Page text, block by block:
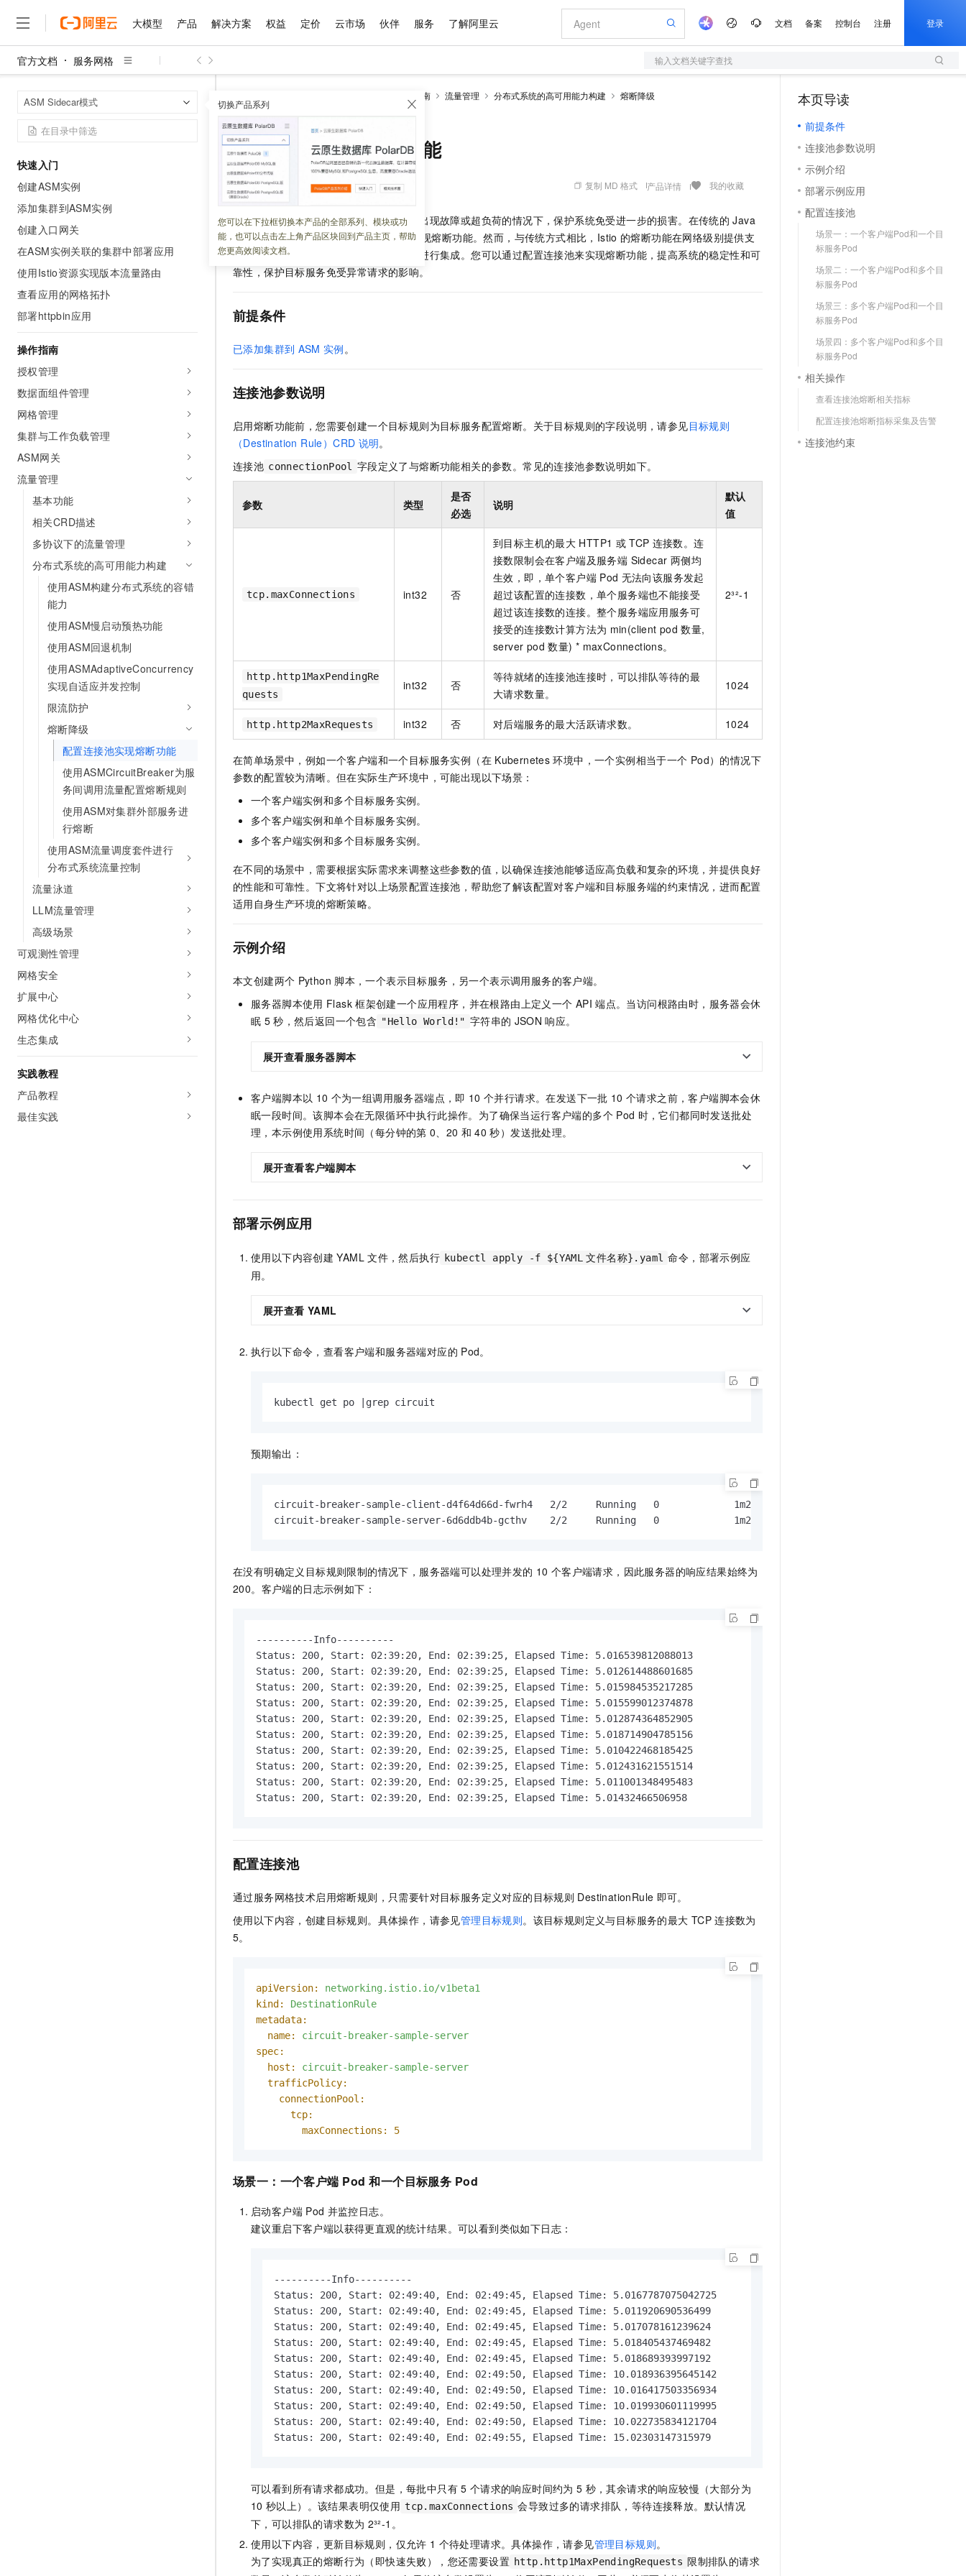
大模型 产品 解决方案 权益 定价 云市场 伙伴 服务 了解阿里云 文档 备案 控制台 注册 登录
官方文档 服务网格 输入文档关键字查找
ASM Sidecar模式 切换产品系列
您可以在下拉框切换本产品的全部系列、模块或功
能，也可以点击左上角产品区块回到产品主页，帮助
您更高效阅读文档。
快速入门
创建ASM实例
添加集群到ASM实例
创建入口网关
在ASM实例关联的集群中部署应用
使用Istio资源实现版本流量路由
查看应用的网格拓扑
部署httpbin应用
操作指南
授权管理
数据面组件管理
网格管理
集群与工作负载管理
ASM网关
流量管理
基本功能
相关CRD描述
多协议下的流量管理
分布式系统的高可用能力构建
使用ASM构建分布式系统的容错
能力
使用ASM慢启动预热功能
使用ASM回退机制
使用ASMAdaptiveConcurrency
实现自适应并发控制
限流防护
熔断降级
配置连接池实现熔断功能
使用ASMCircuitBreaker为服
务间调用流量配置熔断规则
使用ASM对集群外部服务进
行熔断
使用ASM流量调度套件进行
分布式系统流量控制
流量泳道
LLM流量管理
高级场景
可观测性管理
网格安全
扩展中心
网格优化中心
生态集成
实践教程
产品教程
最佳实践
操作指南 流量管理 分布式系统的高可用能力构建
熔断降级
配置连接池实现熔断功能
配置连接池实现熔断功能
更新时间：2026-04-13 14:44:36 复制 MD 格式 产品详情 我的收藏
熔断是一种流量管理的策略，用于在系统出现故障或超负荷的情况下，保护系统免受进一步的损害。在传统的 Java
服务中，使用 Resilience4j 等框架可以实现熔断功能。然而，与传统方式相比，Istio 的熔断功能在网络级别提供支
持，不需要在每个服务的应用程序代码中进行集成。您可以通过配置连接池来实现熔断功能，提高系统的稳定性和可
靠性，保护目标服务免受异常请求的影响。
前提条件
已添加集群到 ASM 实例。
连接池参数说明
启用熔断功能前，您需要创建一个目标规则为目标服务配置熔断。关于目标规则的字段说明，请参见目标规则
（Destination Rule）CRD 说明。
连接池 connectionPool 字段定义了与熔断功能相关的参数。常见的连接池参数说明如下。
参数 类型
是否
必选
说明
默认
值
tcp.maxConnections int32 否
到目标主机的最大 HTTP1 或 TCP 连接数。连
接数限制会在客户端及服务端 Sidecar 两侧均
生效，即，单个客户端 Pod 无法向该服务发起
超过该配置的连接数，单个服务端也不能接受
超过该连接数的连接。整个服务端应用服务可
接受的连接数计算方法为 min(client pod 数量,
server pod 数量) * maxConnections。
2³²-1
http.http1MaxPendingRe
quests
int32 否
等待就绪的连接池连接时，可以排队等待的最
大请求数量。
1024
http.http2MaxRequests int32 否 对后端服务的最大活跃请求数。 1024
在简单场景中，例如一个客户端和一个目标服务实例（在 Kubernetes 环境中，一个实例相当于一个 Pod）的情况下
参数的配置较为清晰。但在实际生产环境中，可能出现以下场景：
一个客户端实例和多个目标服务实例。
多个客户端实例和单个目标服务实例。
多个客户端实例和多个目标服务实例。
在不同的场景中，需要根据实际需求来调整这些参数的值，以确保连接池能够适应高负载和复杂的环境，并提供良好
的性能和可靠性。下文将针对以上场景配置连接池，帮助您了解该配置对客户端和目标服务端的约束情况，进而配置
适用自身生产环境的熔断策略。
示例介绍
本文创建两个 Python 脚本，一个表示目标服务，另一个表示调用服务的客户端。
服务器脚本使用 Flask 框架创建一个应用程序，并在根路由上定义一个 API 端点。当访问根路由时，服务器会休
眠 5 秒，然后返回一个包含 "Hello World!" 字符串的 JSON 响应。
展开查看服务器脚本
客户端脚本以 10 个为一组调用服务器端点，即 10 个并行请求。在发送下一批 10 个请求之前，客户端脚本会休
眠一段时间。该脚本会在无限循环中执行此操作。为了确保当运行客户端的多个 Pod 时，它们都同时发送批处
理，本示例使用系统时间（每分钟的第 0、20 和 40 秒）发送批处理。
展开查看客户端脚本
部署示例应用
使用以下内容创建 YAML 文件，然后执行 kubectl apply -f ${YAML 文件名称}.yaml 命令，部署示例应
用。
展开查看 YAML
执行以下命令，查看客户端和服务器端对应的 Pod。
kubectl get po |grep circuit
预期输出：
circuit-breaker-sample-client-d4f64d66d-fwrh4   2/2     Running   0             1m22s
circuit-breaker-sample-server-6d6ddb4b-gcthv    2/2     Running   0             1m22s
在没有明确定义目标规则限制的情况下，服务器端可以处理并发的 10 个客户端请求，因此服务器的响应结果始终为
200。客户端的日志示例如下：
----------Info----------
Status: 200, Start: 02:39:20, End: 02:39:25, Elapsed Time: 5.016539812088013
Status: 200, Start: 02:39:20, End: 02:39:25, Elapsed Time: 5.012614488601685
Status: 200, Start: 02:39:20, End: 02:39:25, Elapsed Time: 5.015984535217285
Status: 200, Start: 02:39:20, End: 02:39:25, Elapsed Time: 5.015599012374878
Status: 200, Start: 02:39:20, End: 02:39:25, Elapsed Time: 5.012874364852905
Status: 200, Start: 02:39:20, End: 02:39:25, Elapsed Time: 5.018714904785156
Status: 200, Start: 02:39:20, End: 02:39:25, Elapsed Time: 5.010422468185425
Status: 200, Start: 02:39:20, End: 02:39:25, Elapsed Time: 5.012431621551514
Status: 200, Start: 02:39:20, End: 02:39:25, Elapsed Time: 5.011001348495483
Status: 200, Start: 02:39:20, End: 02:39:25, Elapsed Time: 5.01432466506958
配置连接池
通过服务网格技术启用熔断规则，只需要针对目标服务定义对应的目标规则 DestinationRule 即可。
使用以下内容，创建目标规则。具体操作，请参见管理目标规则。该目标规则定义与目标服务的最大 TCP 连接数为
5。
apiVersion:
networking.istio.io/v1beta1
kind:
DestinationRule
metadata:
name:
circuit-breaker-sample-server
spec:
host:
circuit-breaker-sample-server
trafficPolicy:
connectionPool:
tcp:
maxConnections:
5
场景一：一个客户端 Pod 和一个目标服务 Pod
启动客户端 Pod 并监控日志。
建议重启下客户端以获得更直观的统计结果。可以看到类似如下日志：
----------Info----------
Status: 200, Start: 02:49:40, End: 02:49:45, Elapsed Time: 5.0167787075042725
Status: 200, Start: 02:49:40, End: 02:49:45, Elapsed Time: 5.011920690536499
Status: 200, Start: 02:49:40, End: 02:49:45, Elapsed Time: 5.017078161239624
Status: 200, Start: 02:49:40, End: 02:49:45, Elapsed Time: 5.018405437469482
Status: 200, Start: 02:49:40, End: 02:49:45, Elapsed Time: 5.018689393997192
Status: 200, Start: 02:49:40, End: 02:49:50, Elapsed Time: 10.018936395645142
Status: 200, Start: 02:49:40, End: 02:49:50, Elapsed Time: 10.016417503356934
Status: 200, Start: 02:49:40, End: 02:49:50, Elapsed Time: 10.019930601119995
Status: 200, Start: 02:49:40, End: 02:49:50, Elapsed Time: 10.022735834121704
Status: 200, Start: 02:49:40, End: 02:49:55, Elapsed Time: 15.02303147315979
可以看到所有请求都成功。但是，每批中只有 5 个请求的响应时间约为 5 秒，其余请求的响应较慢（大部分为
10 秒以上）。该结果表明仅使用 tcp.maxConnections 会导致过多的请求排队，等待连接释放。默认情况
下，可以排队的请求数为 2³²-1。
使用以下内容，更新目标规则，仅允许 1 个待处理请求。具体操作，请参见管理目标规则。
为了实现真正的熔断行为（即快速失败），您还需要设置 http.http1MaxPendingRequests 限制排队的请求
本页导读
前提条件
连接池参数说明
示例介绍
部署示例应用
配置连接池
场景一：一个客户端Pod和一个目
标服务Pod
场景二：一个客户端Pod和多个目
标服务Pod
场景三：多个客户端Pod和一个目
标服务Pod
场景四：多个客户端Pod和多个目
标服务Pod
相关操作
查看连接池熔断相关指标
配置连接池熔断指标采集及告警
连接池约束
大模型
大模型服务平台百炼
大模型
文本生成
Qwen3.8-Max HOT
智能体时代全能旗舰模型
Qwen3.7-Plus
Qwen3-VL-Plus
Kimi-K3 NEW
Kimi 最新旗舰模型，长程编程与推理利器
Deepseek-v4-pro
图片和视频生成
HappyHorse-1.1-T2V
让文字生成流畅细腻的高质量视频
语音识别与合成
Qwen3-TTS-Flash
离线语音合成大模型，多语言方言自适应，低延迟高稳定
Cosyvoice-V3-Flash
Fun-ASR
大模型服务
个人版上线、团队版降价；千问3.8-Max首发发尝鲜
千问AI平台-模型体验
在线体验全尺寸、多种模态的模型效果
Happy 系列大模型
丰富多元化的应用模版和解决方案
大模型服务平台百炼-智能体
灵活可视化地构建企业级 Agent
人工智能平台 PAI
面向真实软件的智能体编程平台
万有无界
NEW
10分钟微调：让0.6B模型媲美235B模型
用1%尺寸在特定领域达到大模型90%以上效果
即刻拥有 DeepSeek-R1 满血版
多模态数据信息提取
超强辅助，Bolt.diy 一步搞定创意建站
产品
精选产品
人工智能与机器学习
容器
存储
网络与CDN
中间件
数据库
媒体服务
企业服务与云通信
域名与网站
终端用户计算
Serverless
开发工具
迁移与运维管理
精选产品
大模型服务平台百炼
大模型服务与应用平台
千问大模型
多元化、高性能、安全可靠的大模型服务
无影云电脑
随时随地安全接入的云上超级电脑
云解析DNS
域名与网站
对象存储 OSS
一站式AI开发、训练和推理服务
Qoder CN
基于千问大模型等，支持代码智能生成、研发智能问答
面向真实软件的智能体编程平台
云原生数据库 PolarDB
100%兼容MySQL、PostgreSQL，兼容Oracle，支持集中和分布式
轻量应用服务器
数字证书管理服务（原SSL证书）
实现全站HTTPS，呈现可信的WEB访问
短信服务
大数据开发治理平台 DataWorks
解决方案
精选解决方案
AI
大数据
现代化应用
可观测
上云与迁云
企业出海
政企业务
精选解决方案
千问办公，解锁你的工作新方式
企业级Agent产品，直接交付可用成果
Agency Agents：拥有专属领域专家
多领域专家智能体,一键组建 AI 虚拟交付团队
HappyHorse 打造一站式影视创作平台
快速拥有专属 OpenClaw
睿译宝，AI翻译排版一步到位
GLM-5.2：长任务时代开源旗舰模型
自主进化，持久记忆，越用越聪明
Claude Code + GStack 打造工程团队
安装技能 GStack，拥有专属 AI 工程团队
从聊天伙伴进化为能主动干活的本地数字员工
低代码高效构建企业门户网站
以可视化方式快速构建移动和 PC 门户网站
一句话生成原生可编辑精美 PPT 文稿
输入一句话想法, 轻松生成专业的 PPT
一键部署幻兽帕鲁游戏服务器
一键购买专属联机服务器，轻松开启游戏
漫剧工坊：一站式动画创作平台
快速生产连贯的高质量长漫剧
10 分钟搭建微信、支付宝小程序
权益 普惠上云
普惠上云 官方力荐
云服务器38元/年起，超值低价云产品抢先购
官方推荐返现计划
推荐新用户得奖励，单订单最高返9万
云工开物
高校专属算力普惠，学生认证享300元代金券
免费试用
1亿+ 大模型 tokens 和 30+ 款产品免费体验
产品新客免费试用，最长12个月
大模型ACA认证体验
助力企业全员 AI 认知与能力提升
AI 特惠
智启 AI 普惠权益
阿里云 OPC 创新助力计划
至高百万元 Token 补贴，加速一人公司成长
Qwen3.8-Max 首发尝鲜，限时加量 10 倍，夜间低至2折
千问办公，限时限量积分加倍 NEW
你的AI工作搭子，覆盖日常办公高频场景
AI 场景体验
图文、视频一站生成，高效打造优质广告素材
AI 建站
0 代码专业建站，无忧落地极速上线
AI 活动
AI 生产力先锋
先锋实践拓展 AI 生产力的边界
飞天发布时刻
所见，即是所愿
AI 实训营
从基础到进阶，Agent 创客手把手教你
上云场景组合购
覆盖90%+业务场景，专享组合折扣价
精选AI产品，从模型到应用全链提效
AI 用量加速计划
新老同享，达量后返
定价 产品定价
了解云产品的定价详情
云上成本管理
管理和优化成本
价格计算器
自助选配和估算价格
价格优势
推动算力普惠，释放技术红利
配置报价器
阿里云 OPC 创新助力计划
Token 补贴，五大权
益加速 OPC 成功
云市场 精选商城
网站建设
多端小程序
Salesforce 国际版订阅
友盟天域
观测云
Tuya 物联网平台阿里云版
蓝凌 OA
畅捷通
Tableau 订阅
行业生态解决方案
开发者生态解决方案
数据与 API
数据集
手机三要素
身份实名认证
短信
OCR 文字识别
发票查验
天气预报查询
400电话
基础软件
Docker
JAVA
全能环境
定制建站
APP 开发
建站系统
专业服务
公司注册
上云迁移
伙伴 成为销售伙伴
分销伙伴
咨询伙伴
销售伙伴合作计划
Salesforce On Alibaba Cloud
Consulting Partner 合作计划
AI 大模型销售与服务生态合作计划
成为产品伙伴
产品生态集成认证中心
产品生态伙伴工作台
产品伙伴合作计划
数据库合作计划
云网络合作计划
Salesforce On Alibaba Cloud ISV 合作
计划
服务伙伴合作计划
Al MaaS 服务伙伴赋能合作
伙伴信用分合作计划
更多支持
合作伙伴培训与认证
查询合作伙伴
服务 售前咨询
在线服务
售后服务
自助服务
工单服务
短信专区
企业增值服务
企业支持计划
企业增值服务台
服务实践
创新中心
阿里云认证
官网公告
健康状态
开发者社区
镜像站
我要反馈
了解阿里云 为什么选择阿里云
什么是云计算
技术领先
稳定可靠
安全合规
分析师报告
研究报告与白皮书
天池大赛
AI 算法大赛
最佳实践
云上春晚
云栖战略参考
云上的中国
看见新力量
金融模力时刻
客户案例
市场活动
活动全景
魔搭 ModelScope
魔搭 ModelScope
加入我们
校园招聘